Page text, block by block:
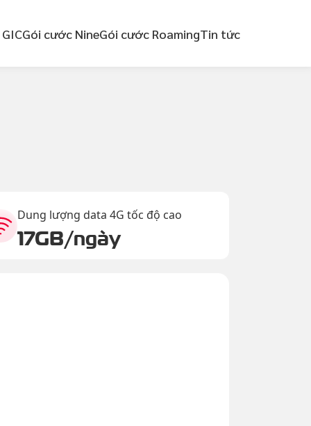
Gói cước NineGói cước RoamingTin tức
Dung lượng data 4G tốc độ cao
17GB/ngày